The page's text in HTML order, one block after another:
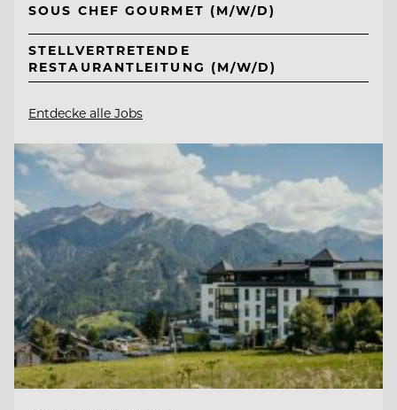
SOUS CHEF GOURMET (M/W/D)
STELLVERTRETENDE
RESTAURANTLEITUNG (M/W/D)
Entdecke alle Jobs